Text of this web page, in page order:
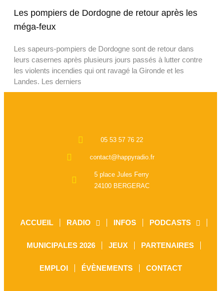
Les pompiers de Dordogne de retour après les
méga-feux
Les sapeurs-pompiers de Dordogne sont de retour dans
leurs casernes après plusieurs jours passés à lutter contre
les violents incendies qui ont ravagé la Gironde et les
Landes. Les derniers
05 53 57 76 22
contact@happyradio.fr
5 place Jules Ferry
24100 BERGERAC
ACCUEIL RADIO INFOS PODCASTS
MUNICIPALES 2026 JEUX PARTENAIRES
EMPLOI ÉVÈNEMENTS CONTACT